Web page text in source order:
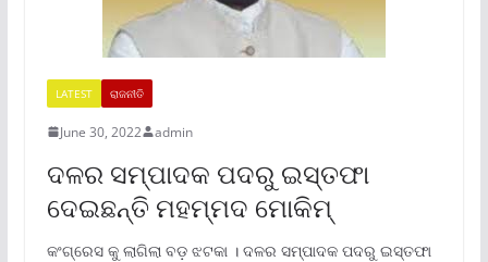
LATEST ରାଜନୀତି
June 30, 2022 admin
ଦଳର ସମ୍ପାଦକ ପଦରୁ ଇସ୍ତଫା
ଦେଇଛନ୍ତି ମହମ୍ମଦ ମୋକିମ୍
କଂଗ୍ରେସ କୁ ଲାଗିଲା ବଡ଼ ଝଟକା । ଦଳର ସମ୍ପାଦକ ପଦରୁ ଇସ୍ତଫା